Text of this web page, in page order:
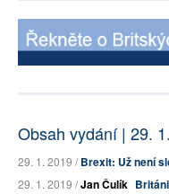
Obsah vydání | 29.
29. 1. 2019 /Brexit: Už není
29. 1. 2019 /Jan Čulík